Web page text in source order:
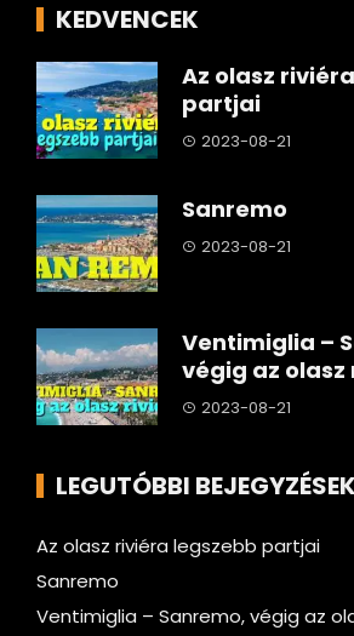
KEDVENCEK
Az olasz
partjai
2023-08-21
Sanremo
2023-08-21
Ventimiglia –
végig az olasz
2023-08-21
LEGUTÓBBI BEJEGYZÉSEK
Az olasz riviéra legszebb partjai
Sanremo
Ventimiglia – Sanremo, végig az